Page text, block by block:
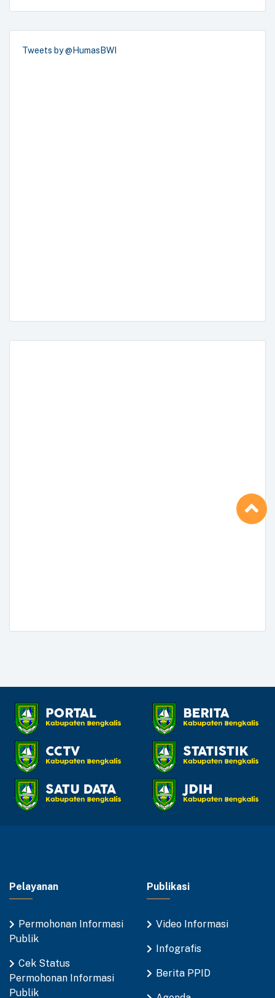
Tweets by @HumasBWI
Pelayanan
Permohonan Informasi
Publik
Cek Status
Permohonan Informasi
Publik
Publikasi
Video Informasi
Infografis
Berita PPID